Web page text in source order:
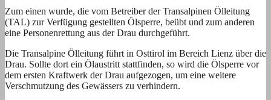
Zum einen wurde, die vom Betreiber der Transalpinen Ölleitung
(TAL) zur Verfügung gestellten Ölsperre, beübt und zum anderen
eine Personenrettung aus der Drau durchgeführt.
Die Transalpine Ölleitung führt in Osttirol im Bereich Lienz über die
Drau. Sollte dort ein Ölaustritt stattfinden, so wird die Ölsperre vor
dem ersten Kraftwerk der Drau aufgezogen, um eine weitere
Verschmutzung des Gewässers zu verhindern.